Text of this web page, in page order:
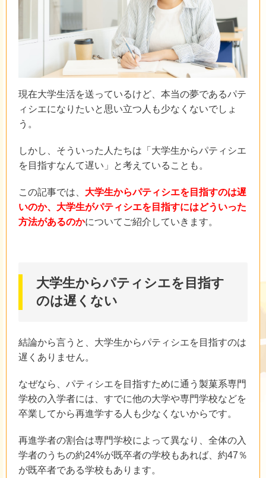
現在大学生活を送っているけど、本当の夢であるパテ
ィシエになりたいと思い立つ人も少なくないでしょ
う。
しかし、そういった人たちは「大学生からパティシエ
を目指すなんて遅い」と考えていることも。
この記事では、 大学生からパティシエを目指すのは遅
いのか、大学生がパティシエを目指すにはどういった
方法があるのかについてご紹介していきます。
大学生からパティシエを目指す
のは遅くない
結論から言うと、大学生からパティシエを目指すのは
遅くありません。
なぜなら、パティシエを目指すために通う製菓系専門
学校の入学者には、すでに他の大学や専門学校などを
卒業してから再進学する人も少なくないからです。
再進学者の割合は専門学校によって異なり、全体の入
学者のうちの約24%が既卒者の学校もあれば、約47％
が既卒者である学校もあります。